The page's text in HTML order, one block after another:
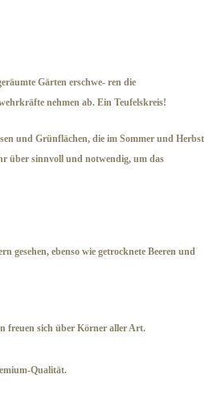
Gärten erschwe- ren die
nehmen ab. Ein Teufelskreis!
und Grünflächen, die im Sommer und Herbst
über sinnvoll und notwendig, um das
gesehen, ebenso wie getrocknete Beeren und
freuen sich über Körner aller Art.
Qualität.